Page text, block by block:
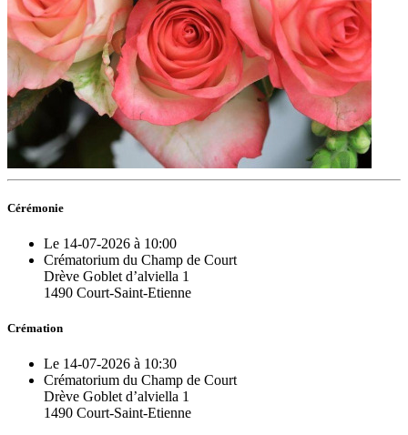
Cérémonie
Le 14-07-2026 à 10:00
Crématorium du Champ de Court
Drève Goblet d’alviella 1
1490 Court-Saint-Etienne
Crémation
Le 14-07-2026 à 10:30
Crématorium du Champ de Court
Drève Goblet d’alviella 1
1490 Court-Saint-Etienne